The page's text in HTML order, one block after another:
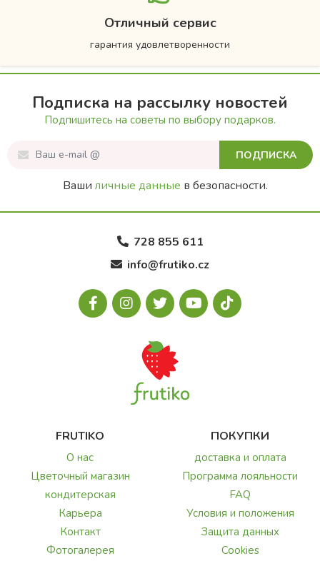
Отличный сервис
гарантия удовлетворенности
Подписка на рассылку новостей
Подпишитесь на советы по выбору подарков.
ПОДПИСКА
Ваши личные данные в безопасности.
728 855 611
info@frutiko.cz
FRUTIKO
О нас
Цветочный магазин
кондитерская
Карьера
Контакт
Фотогалерея
ПОКУПКИ
доставка и оплата
Программа лояльности
FAQ
Условия и положения
Защита данных
Cookies